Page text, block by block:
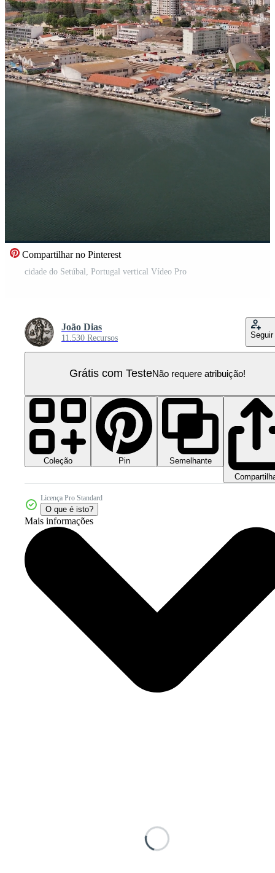
Compartilhar no Pinterest
cidade do Setúbal, Portugal vertical Vídeo Pro
João Dias
11.530 Recursos Seguir
Grátis com TesteNão requere atribuição!
Coleção Pin
Semelhante
Licença Pro Standard
O que é isto?
Mais informações